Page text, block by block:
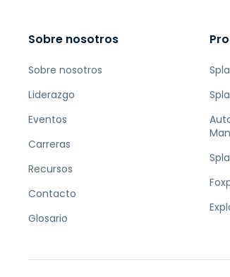
Sobre nosotros
Sobre nosotros
Liderazgo
Eventos
Carreras
Recursos
Contacto
Glosario